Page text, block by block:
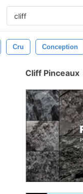
Cru Conception
Cliff Pinceaux